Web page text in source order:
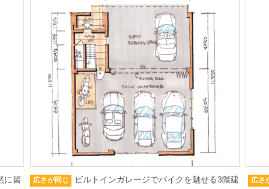
に習 広さが同じ
ビルトインガレージでバイクを魅せる3階建
広さ